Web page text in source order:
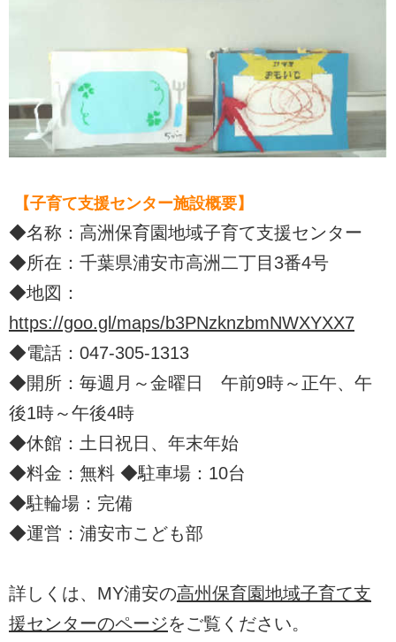
【子育て支援センター施設概要】
◆名称：高洲保育園地域子育て支援センター
◆所在：千葉県浦安市高洲二丁目3番4号
◆地図：
https://goo.gl/maps/b3PNzknzbmNWXYXX7
◆電話：047-305-1313
◆開所：毎週月～金曜日 午前9時～正午、午
後1時～午後4時
◆休館：土日祝日、年末年始
◆料金：無料 ◆駐車場：10台
◆駐輪場：完備
◆運営：浦安市こども部
詳しくは、MY浦安の高州保育園地域子育て支
援センターのページをご覧ください。